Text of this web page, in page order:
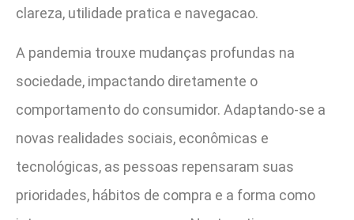
clareza, utilidade pratica e navegacao.
A pandemia trouxe mudanças profundas na
sociedade, impactando diretamente o
comportamento do consumidor. Adaptando-se a
novas realidades sociais, econômicas e
tecnológicas, as pessoas repensaram suas
prioridades, hábitos de compra e a forma como